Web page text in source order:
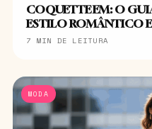
COQUETTE EM: O
ESTILO ROMÂNTICO
7 MIN DE LEITURA
MODA